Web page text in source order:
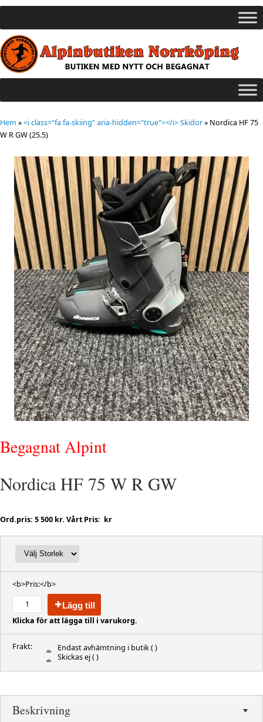
Hem »<i class="fa fa-skiing" aria-hidden="true"></i> Skidor» Nordica HF 75
W R GW (25.5)
Begagnat Alpint
Nordica HF 75 W R GW
Ord.pris: 5 500 kr. Vårt Pris: kr
<b>Pris:</b>
Lägg till
Klicka för att lägga till i varukorg.
Frakt: Endast avhämtning i butik( )
Skickas ej( )
Beskrivning